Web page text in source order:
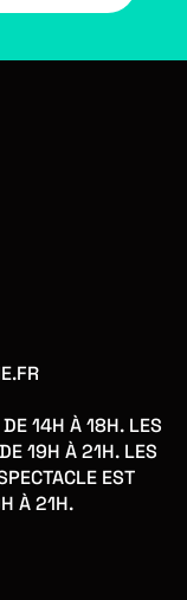
14H À 18H. LES
19H À 21H. LES
EST
À 21H.